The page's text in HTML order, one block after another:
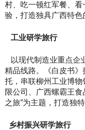
村、吃一顿红军餐、看
验，打造独具广西特色
工业研学旅行
以现代制造业重点企
精品线路。《白皮书
托，串联柳州工业博
限公司、广西螺霸王
之旅”为主题，打造独
乡村振兴研学旅行